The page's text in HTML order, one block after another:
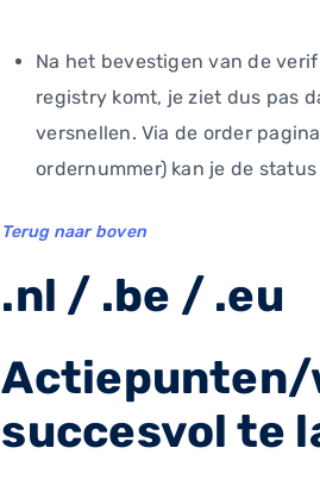
Na het bevestigen van de
registry komt, je ziet dus pas
versnellen. Via de order
ordernummer) kan je de
Terug naar boven
.nl / .be / .eu
Actiepunten/
succesvol te